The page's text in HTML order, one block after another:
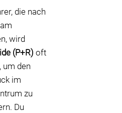
die nach
wird
(P+R) oft
um den
im
zu
Du